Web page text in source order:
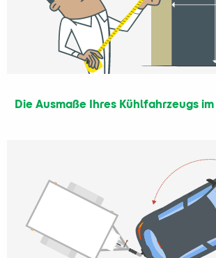
Die Ausmaße Ihres Kühlfahrzeugs